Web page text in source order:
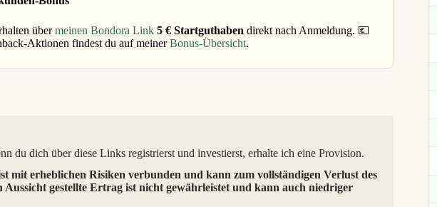
übermeinen Bondora Link 5 € Startguthaben direkt nach Anmeldung. 💶
Aktionen findest du auf meinerBonus-Übersicht.
du dich über diese Links registrierst und investierst, erhalte ich eine Provision.
mit erheblichen Risiken verbunden und kann zum vollständigen Verlust des
Aussicht gestellte Ertrag ist nicht gewährleistet und kann auch niedriger